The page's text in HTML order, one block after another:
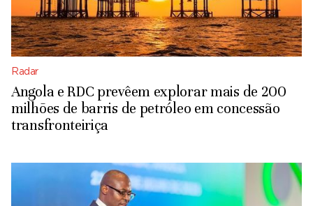
Radar
Angola e RDC prevêem explorar mais de 200
milhões de barris de petróleo em concessão
transfronteiriça